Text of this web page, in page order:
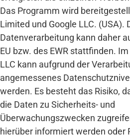
Das Programm wird
Limited und Google LLC. (USA).
Datenverarbeitung kann daher
EU bzw. des EWR stattfinden.
LLC kann aufgrund der
angemessenes
werden. Es besteht das Risiko,
die Daten zu Sicherheits- und
Überwachungszwecken
hierüber informiert werden oder